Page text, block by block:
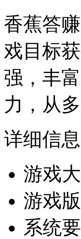
香蕉答
戏目标
强，丰
力，从
详细信息
游戏
游戏
系统